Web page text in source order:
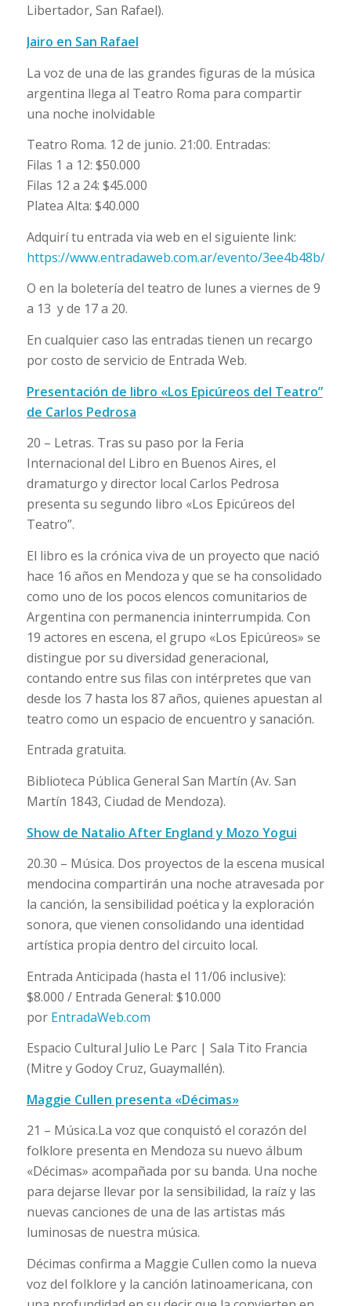
Libertador, San Rafael).
Jairo en San Rafael
La voz de una de las grandes figuras de la música
argentina llega al Teatro Roma para compartir
una noche inolvidable
Teatro Roma. 12 de junio. 21:00. Entradas:
Filas 1 a 12: $50.000
Filas 12 a 24: $45.000
Platea Alta: $40.000
Adquirí tu entrada via web en el siguiente link:
https://www.entradaweb.com.ar/evento/3ee4b48b/
O en la boletería del teatro de lunes a viernes de 9
a 13 y de 17 a 20.
En cualquier caso las entradas tienen un recargo
por costo de servicio de Entrada Web.
Presentación de libro «Los Epicúreos del Teatro”
de Carlos Pedrosa
20 – Letras. Tras su paso por la Feria
Internacional del Libro en Buenos Aires, el
dramaturgo y director local Carlos Pedrosa
presenta su segundo libro «Los Epicúreos del
Teatro”.
El libro es la crónica viva de un proyecto que nació
hace 16 años en Mendoza y que se ha consolidado
como uno de los pocos elencos comunitarios de
Argentina con permanencia ininterrumpida. Con
19 actores en escena, el grupo «Los Epicúreos» se
distingue por su diversidad generacional,
contando entre sus filas con intérpretes que van
desde los 7 hasta los 87 años, quienes apuestan al
teatro como un espacio de encuentro y sanación.
Entrada gratuita.
Biblioteca Pública General San Martín (Av. San
Martín 1843, Ciudad de Mendoza).
Show de Natalio After England y Mozo Yogui
20.30 – Música. Dos proyectos de la escena musical
mendocina compartirán una noche atravesada por
la canción, la sensibilidad poética y la exploración
sonora, que vienen consolidando una identidad
artística propia dentro del circuito local.
Entrada Anticipada (hasta el 11/06 inclusive):
$8.000 / Entrada General: $10.000
por EntradaWeb.com
Espacio Cultural Julio Le Parc | Sala Tito Francia
(Mitre y Godoy Cruz, Guaymallén).
Maggie Cullen presenta «Décimas»
21 – Música.La voz que conquistó el corazón del
folklore presenta en Mendoza su nuevo álbum
«Décimas» acompañada por su banda. Una noche
para dejarse llevar por la sensibilidad, la raíz y las
nuevas canciones de una de las artistas más
luminosas de nuestra música.
Décimas confirma a Maggie Cullen como la nueva
voz del folklore y la canción latinoamericana, con